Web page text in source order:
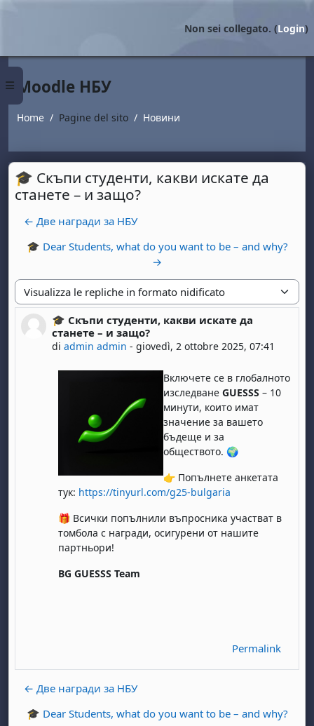
Pannello laterale
Non sei collegato. (Login)
Moodle НБУ
Home Pagine del sito Новини
🎓 Скъпи студенти, какви искате да
станете – и защо?
← Две награди за НБУ
🎓 Dear Students, what do you want to be – and why?
→
Modalità visualizzazione
🎓 Скъпи студенти, какви искате да
станете – и защо?
di admin admin - giovedì, 2 ottobre 2025, 07:41
Numero di risposte: 0
Включете се в глобалното
изследване GUESSS – 10
минути, които имат
значение за вашето
бъдеще и за
обществото. 🌍
👉 Попълнете анкетата
тук: https://tinyurl.com/g25-bulgaria
🎁 Всички попълнили въпросника участват в
томбола с награди, осигурени от нашите
партньори!
BG GUESSS Team
Permalink
← Две награди за НБУ
🎓 Dear Students, what do you want to be – and why?